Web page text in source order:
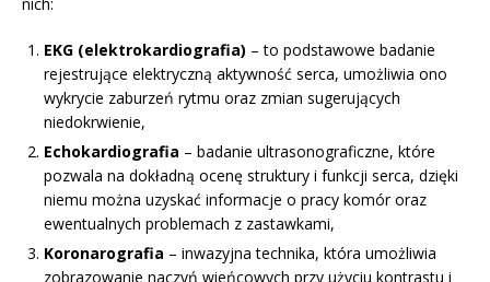
nich:
EKG (elektrokardiografia) – to podstawowe badanie
rejestrujące elektryczną aktywność serca, umożliwia ono
wykrycie zaburzeń rytmu oraz zmian sugerujących
niedokrwienie,
Echokardiografia – badanie ultrasonograficzne, które
pozwala na dokładną ocenę struktury i funkcji serca, dzięki
niemu można uzyskać informacje o pracy komór oraz
ewentualnych problemach z zastawkami,
Koronarografia – inwazyjna technika, która umożliwia
zobrazowanie naczyń wieńcowych przy użyciu kontrastu i